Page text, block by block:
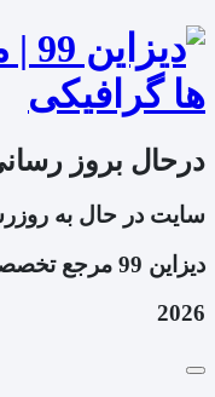
درحال بروز
سایت در حال به
دیزاین 99 مرجع تخصصی طرح های گرافیکی
2026